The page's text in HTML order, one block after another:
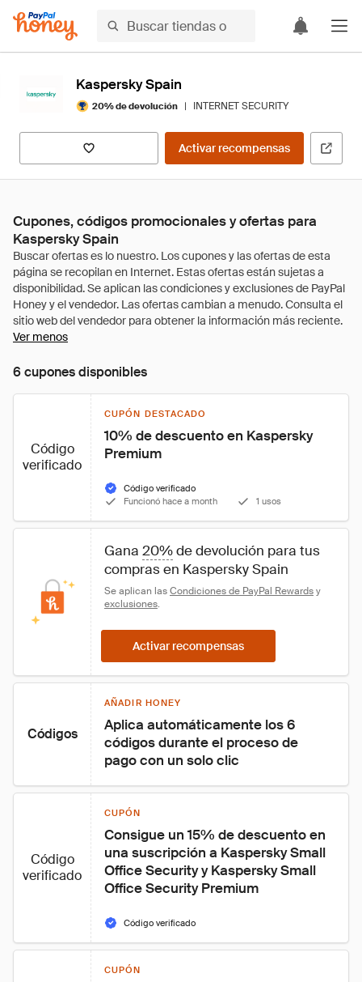
Kaspersky Spain
20% de devolución | INTERNET SECURITY
Activar recompensas
Cupones, códigos promocionales y ofertas para
Kaspersky Spain
Ver menos
6 cupones disponibles
Código
verificado
CUPÓN DESTACADO
10% de descuento en Kaspersky
Premium
Código verificado
Funcionó hace a month
1 usos
Gana 20% de devolución para tus
compras en Kaspersky Spain
Se aplican las Condiciones de PayPal Rewards y
exclusiones.
Activar recompensas
Códigos
AÑADIR HONEY
Aplica automáticamente los 6
códigos durante el proceso de
pago con un solo clic
Código
verificado
CUPÓN
Consigue un 15% de descuento en
una suscripción a Kaspersky Small
Office Security y Kaspersky Small
Office Security Premium
Código verificado
CUPÓN